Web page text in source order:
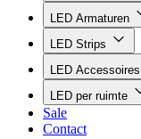
LED Armaturen
LED Strips
LED Accessoires
LED per ruimte
Sale
Contact